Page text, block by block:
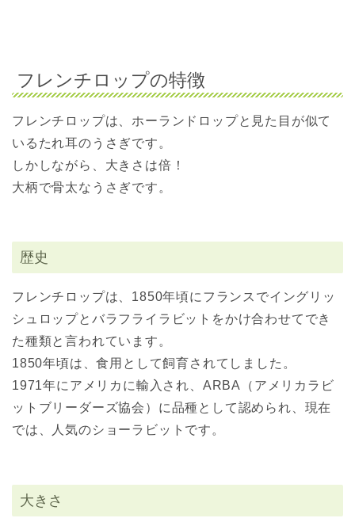
フレンチロップの特徴
フレンチロップは、ホーランドロップと見た目が似て
いるたれ耳のうさぎです。
しかしながら、大きさは倍！
大柄で骨太なうさぎです。
歴史
フレンチロップは、1850年頃にフランスでイングリッ
シュロップとバラフライラビットをかけ合わせてでき
た種類と言われています。
1850年頃は、食用として飼育されてしました。
1971年にアメリカに輸入され、ARBA（アメリカラビ
ットブリーダーズ協会）に品種として認められ、現在
では、人気のショーラビットです。
大きさ